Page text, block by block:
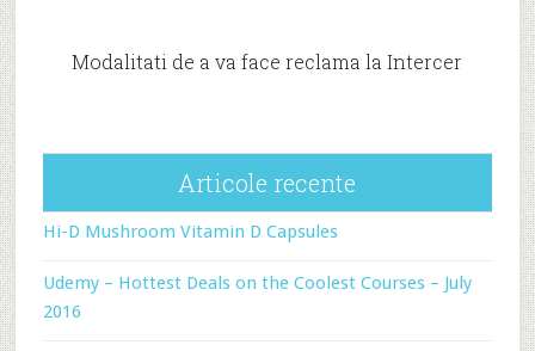
Modalitati de a va face reclama la Intercer
Articole recente
Hi-D Mushroom Vitamin D Capsules
Udemy – Hottest Deals on the Coolest Courses – July
2016